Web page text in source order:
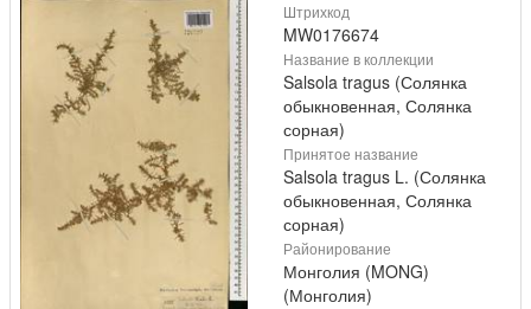
Штрихкод
MW0176674
Название в коллекции
Salsola tragus (Солянка
обыкновенная, Солянка
сорная)
Принятое название
Salsola tragus L. (Солянка
обыкновенная, Солянка
сорная)
Районирование
Монголия (MONG)
(Монголия)